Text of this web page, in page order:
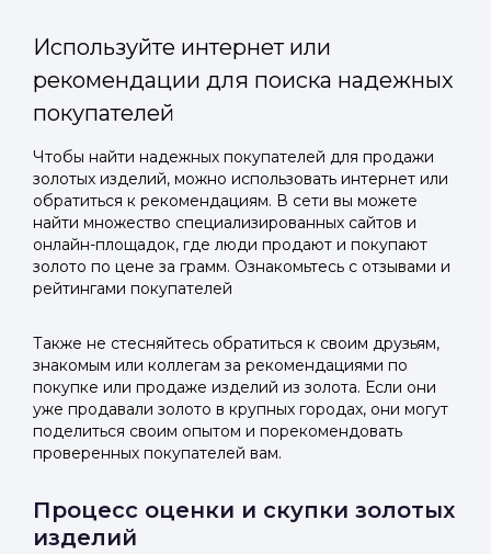
Войти в
профиль
Мы отправим код для входа на ваш
номер телефона.
Телефон
Подать заявку
Отправьте заявку через мессенджер-бот — магазины
увидят её и пришлют предложения. Фото, описание и
AI-оценка прямо в чате.
ВКонтакте
или подайте через форму на сайте
Войти в ЛК и заполнить форму
Подать заявку
Отправьте заявку через мессенджер-бот — магазины
увидят её и пришлют предложения. Фото, описание и
AI-оценка прямо в чате.
ВКонтакте
или подайте через форму на сайте
Войти в ЛК и заполнить форму
Используйте интернет или
рекомендации для поиска надежных
покупателей
Чтобы найти надежных покупателей для продажи
золотых изделий, можно использовать интернет или
обратиться к рекомендациям. В сети вы можете
найти множество специализированных сайтов и
онлайн-площадок, где люди продают и покупают
золото по цене за грамм. Ознакомьтесь с отзывами и
рейтингами покупателей
Также не стесняйтесь обратиться к своим друзьям,
знакомым или коллегам за рекомендациями по
покупке или продаже изделий из золота. Если они
уже продавали золото в крупных городах, они могут
поделиться своим опытом и порекомендовать
проверенных покупателей вам.
Процесс оценки и скупки золотых
изделий